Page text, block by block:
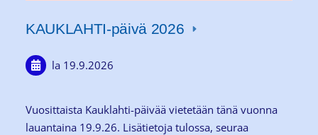
KAUKLAHTI-päivä 2026
la 19.9.2026
Vuosittaista Kauklahti-päivää vietetään tänä vuonna
lauantaina 19.9.26. Lisätietoja tulossa, seuraa